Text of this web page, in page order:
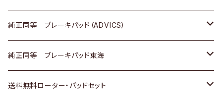
三菱
スバル
日野
マツダ
三菱
日野
三菱
日野
三菱ふそう
ダイハツ
マツダ
三菱
日産
いすゞ
ダイハツ
いすゞ
ダイハツ
マツダ
ホンダ
スズキ
日産
トヨタ
ホンダ
スズキ
純正同等 ブレーキパッド（ADVICS）
トヨタ
ホンダ
純正同等 ブレーキパッド東海
トヨタ
送料無料ローター・パッドセット